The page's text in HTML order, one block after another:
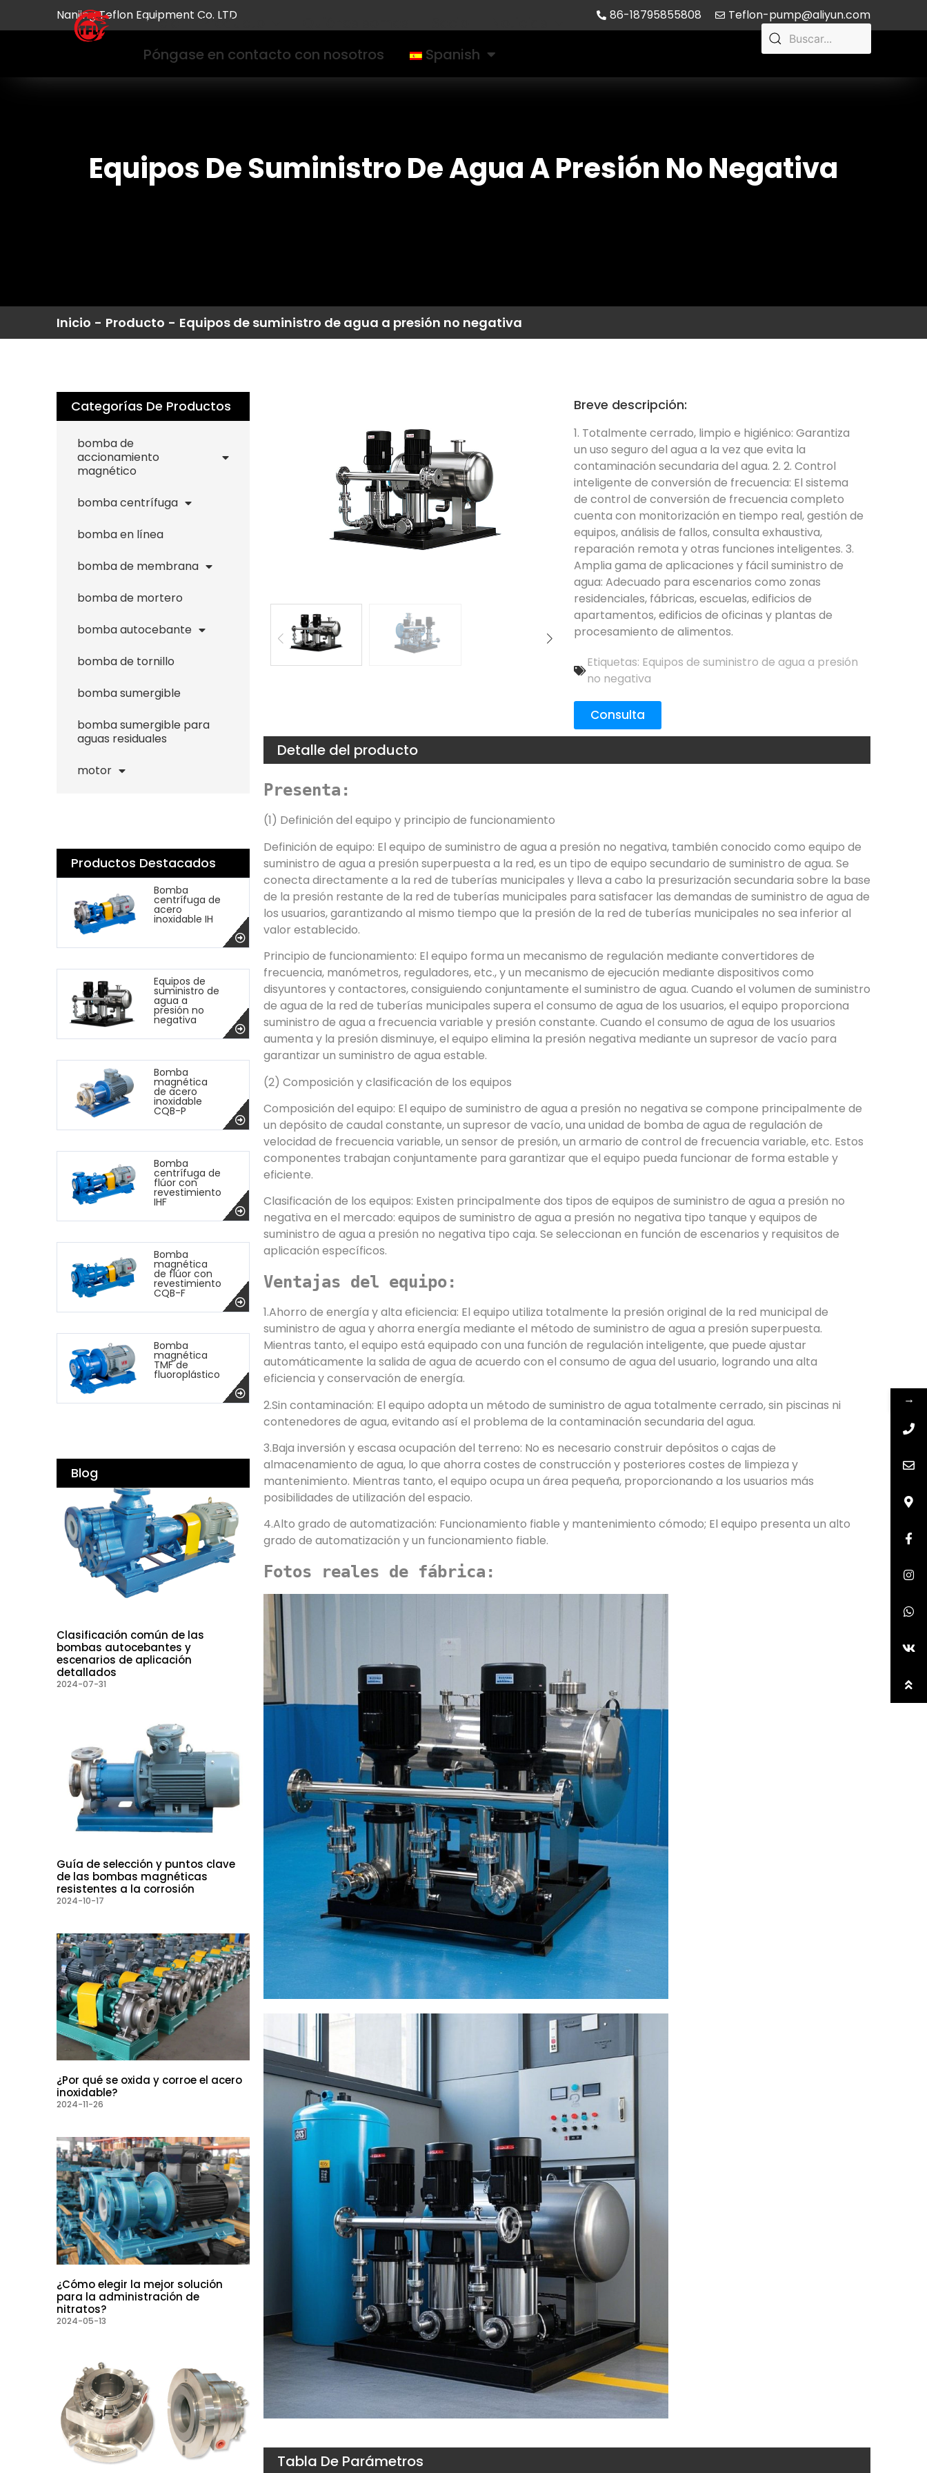
Nanjing Teflon Equipment Co. LTD 86-18795855808 Teflon-pump@aliyun.com
Inicio Producto
Póngase en contacto con nosotros
Spanish
Equipos De Suministro De Agua A Presión No Negativa
Inicio - Producto - Equipos de suministro de agua a presión no negativa
Categorías De Productos
bomba de
accionamiento
magnético
bomba centrífuga
bomba en línea
bomba de membrana
bomba de mortero
bomba autocebante
bomba de tornillo
bomba sumergible
bomba sumergible para
aguas residuales
motor
Productos Destacados
Bomba
centrífuga de
acero
inoxidable IH
Equipos de
suministro de
agua a
presión no
negativa
Bomba
magnética
de acero
inoxidable
CQB-P
Bomba
centrífuga de
flúor con
revestimiento
IHF
Bomba
magnética
de flúor con
revestimiento
CQB-F
Bomba
magnética
TMF de
fluoroplástico
Blog
Clasificación común de las
bombas autocebantes y
escenarios de aplicación
detallados
2024-07-31
Guía de selección y puntos clave
de las bombas magnéticas
resistentes a la corrosión
2024-10-17
¿Por qué se oxida y corroe el acero
inoxidable?
2024-11-26
¿Cómo elegir la mejor solución
para la administración de
nitratos?
2024-05-13
Breve descripción:
1. Totalmente cerrado, limpio e higiénico: Garantiza
un uso seguro del agua a la vez que evita la
contaminación secundaria del agua. 2. 2. Control
inteligente de conversión de frecuencia: El sistema
de control de conversión de frecuencia completo
cuenta con monitorización en tiempo real, gestión de
equipos, análisis de fallos, consulta exhaustiva,
reparación remota y otras funciones inteligentes. 3.
Amplia gama de aplicaciones y fácil suministro de
agua: Adecuado para escenarios como zonas
residenciales, fábricas, escuelas, edificios de
apartamentos, edificios de oficinas y plantas de
procesamiento de alimentos.
Etiquetas: Equipos de suministro de agua a presión
no negativa
Consulta
Detalle del producto
Presenta:
(1) Definición del equipo y principio de funcionamiento
Definición de equipo: El equipo de suministro de agua a presión no negativa, también conocido como equipo de
suministro de agua a presión superpuesta a la red, es un tipo de equipo secundario de suministro de agua. Se
conecta directamente a la red de tuberías municipales y lleva a cabo la presurización secundaria sobre la base
de la presión restante de la red de tuberías municipales para satisfacer las demandas de suministro de agua de
los usuarios, garantizando al mismo tiempo que la presión de la red de tuberías municipales no sea inferior al
valor establecido.
Principio de funcionamiento: El equipo forma un mecanismo de regulación mediante convertidores de
frecuencia, manómetros, reguladores, etc., y un mecanismo de ejecución mediante dispositivos como
disyuntores y contactores, consiguiendo conjuntamente el suministro de agua. Cuando el volumen de suministro
de agua de la red de tuberías municipales supera el consumo de agua de los usuarios, el equipo proporciona
suministro de agua a frecuencia variable y presión constante. Cuando el consumo de agua de los usuarios
aumenta y la presión disminuye, el equipo elimina la presión negativa mediante un supresor de vacío para
garantizar un suministro de agua estable.
(2) Composición y clasificación de los equipos
Composición del equipo: El equipo de suministro de agua a presión no negativa se compone principalmente de
un depósito de caudal constante, un supresor de vacío, una unidad de bomba de agua de regulación de
velocidad de frecuencia variable, un sensor de presión, un armario de control de frecuencia variable, etc. Estos
componentes trabajan conjuntamente para garantizar que el equipo pueda funcionar de forma estable y
eficiente.
Clasificación de los equipos: Existen principalmente dos tipos de equipos de suministro de agua a presión no
negativa en el mercado: equipos de suministro de agua a presión no negativa tipo tanque y equipos de
suministro de agua a presión no negativa tipo caja. Se seleccionan en función de escenarios y requisitos de
aplicación específicos.
Ventajas del equipo:
1.Ahorro de energía y alta eficiencia: El equipo utiliza totalmente la presión original de la red municipal de
suministro de agua y ahorra energía mediante el método de suministro de agua a presión superpuesta.
Mientras tanto, el equipo está equipado con una función de regulación inteligente, que puede ajustar
automáticamente la salida de agua de acuerdo con el consumo de agua del usuario, logrando una alta
eficiencia y conservación de energía.
2.Sin contaminación: El equipo adopta un método de suministro de agua totalmente cerrado, sin piscinas ni
contenedores de agua, evitando así el problema de la contaminación secundaria del agua.
3.Baja inversión y escasa ocupación del terreno: No es necesario construir depósitos o cajas de
almacenamiento de agua, lo que ahorra costes de construcción y posteriores costes de limpieza y
mantenimiento. Mientras tanto, el equipo ocupa un área pequeña, proporcionando a los usuarios más
posibilidades de utilización del espacio.
4.Alto grado de automatización: Funcionamiento fiable y mantenimiento cómodo; El equipo presenta un alto
grado de automatización y un funcionamiento fiable.
Fotos reales de fábrica:
Tabla De Parámetros
→